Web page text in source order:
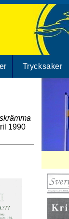
Trycksaker
1990